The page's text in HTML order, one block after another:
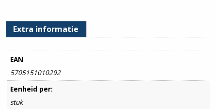
Extra informatie
EAN
5705151010292
Eenheid per:
stuk